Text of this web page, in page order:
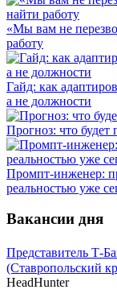
«Мы вам не
работу
Гайд: как
а не должности
Прогноз: что будет
Промпт-инженер:
реальностью уже
Вакансии дня
Представитель Т-
(Ставропольский
HeadHunter